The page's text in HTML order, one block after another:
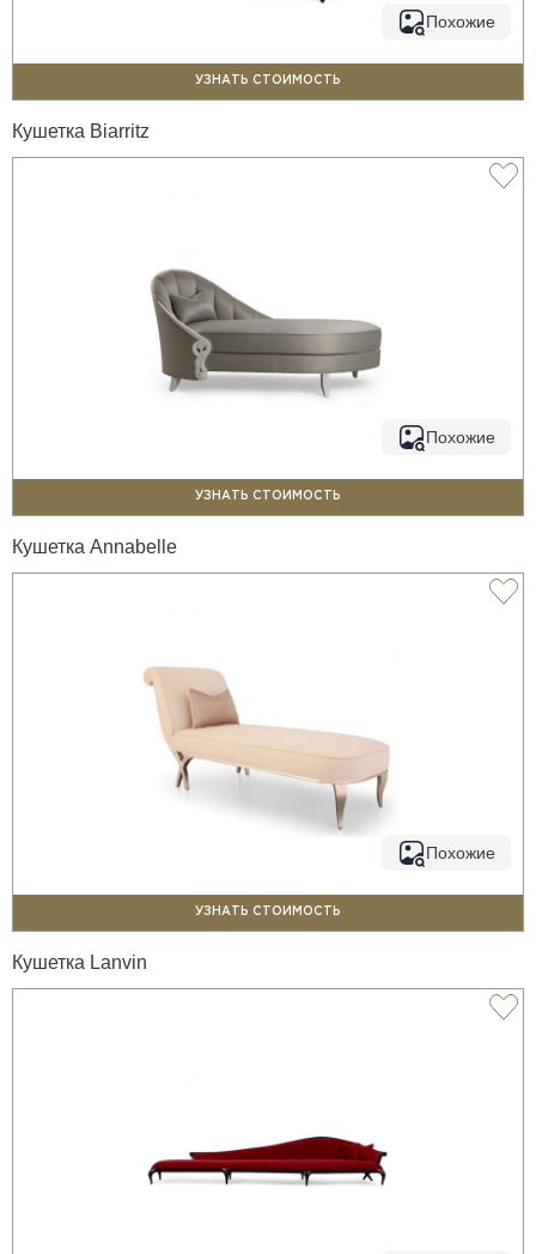
Похожие
УЗНАТЬ СТОИМОСТЬ
Кушетка Biarritz
Похожие
УЗНАТЬ СТОИМОСТЬ
Кушетка Annabelle
Похожие
УЗНАТЬ СТОИМОСТЬ
Кушетка Lanvin